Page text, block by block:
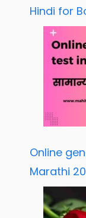
Hindi for
Online
Marathi